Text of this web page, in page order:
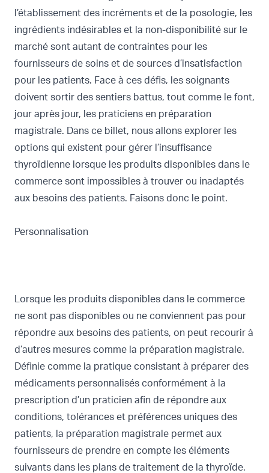
l’établissement des incréments et de la posologie, les
ingrédients indésirables et la non-disponibilité sur le
marché sont autant de contraintes pour les
fournisseurs de soins et de sources d’insatisfaction
pour les patients. Face à ces défis, les soignants
doivent sortir des sentiers battus, tout comme le font,
jour après jour, les praticiens en préparation
magistrale. Dans ce billet, nous allons explorer les
options qui existent pour gérer l’insuffisance
thyroïdienne lorsque les produits disponibles dans le
commerce sont impossibles à trouver ou inadaptés
aux besoins des patients. Faisons donc le point.
Personnalisation
Lorsque les produits disponibles dans le commerce
ne sont pas disponibles ou ne conviennent pas pour
répondre aux besoins des patients, on peut recourir à
d’autres mesures comme la préparation magistrale.
Définie comme la pratique consistant à préparer des
médicaments personnalisés conformément à la
prescription d’un praticien afin de répondre aux
conditions, tolérances et préférences uniques des
patients, la préparation magistrale permet aux
fournisseurs de prendre en compte les éléments
suivants dans les plans de traitement de la thyroïde.